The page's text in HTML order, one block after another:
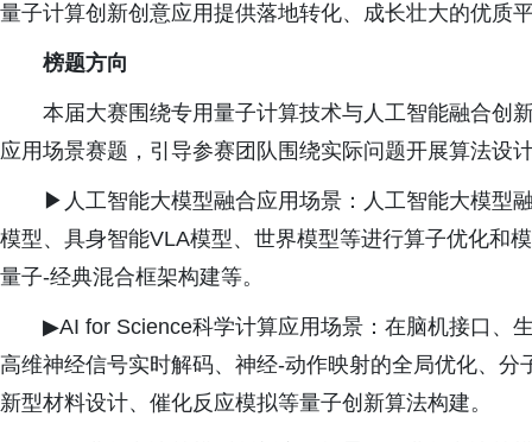
量子计算创新创意应用提供落地转化、成长壮大的优质
榜题方向
本届大赛围绕专用量子计算技术与人工智能融合创
应用场景赛题，引导参赛团队围绕实际问题开展算法设
▶人工智能大模型融合应用场景：人工智能大模型
模型、具身智能VLA模型、世界模型等进行算子优化和
量子-经典混合框架构建等。
▶AI for Science科学计算应用场景：在脑机接口、
高维神经信号实时解码、神经-动作映射的全局优化、
新型材料设计、催化反应模拟等量子创新算法构建。